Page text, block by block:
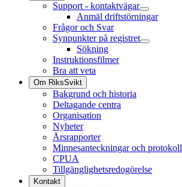
Support - kontaktvägar
Anmäl driftstörningar
Frågor och Svar
Synpunkter på registret
Sökning
Instruktionsfilmer
Bra att veta
Om RiksSvikt
Bakgrund och historia
Deltagande centra
Organisation
Nyheter
Årsrapporter
Minnesanteckningar och protokoll
CPUA
Tillgänglighetsredogörelse
Kontakt